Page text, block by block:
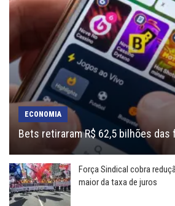
ECONOMIA
Bets retiraram R$ 62,5 bilhões das
Força Sindical cobra
maior da taxa de juros